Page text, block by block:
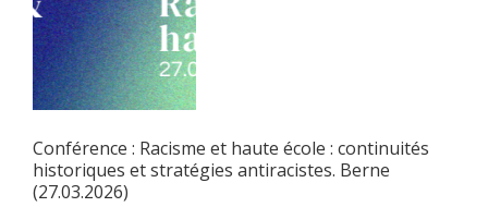
Conférence : Racisme et haute école : continuités
historiques et stratégies antiracistes. Berne
(27.03.2026)